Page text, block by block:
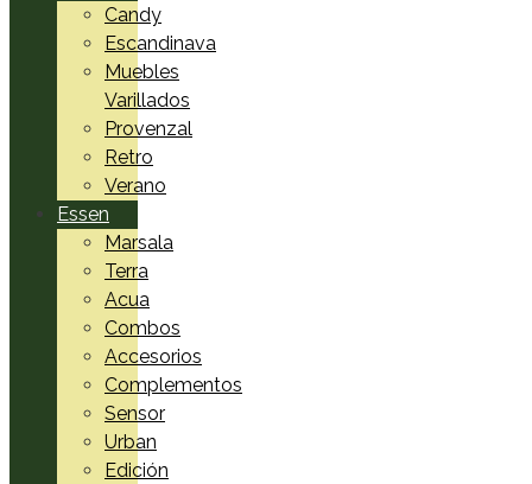
Candy
Escandinava
Muebles
Varillados
Provenzal
Retro
Verano
Essen
Marsala
Terra
Acua
Combos
Accesorios
Complementos
Sensor
Urban
Edición